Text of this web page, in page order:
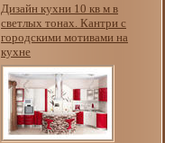
Дизайн кухни 10 кв м в
светлых тонах. Кантри с
городскими мотивами на
кухне